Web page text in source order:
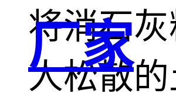
将消石
人松散的
厂家